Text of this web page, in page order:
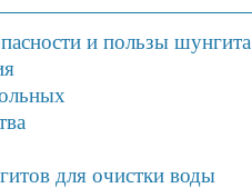
и пользы шунгита
для очистки воды